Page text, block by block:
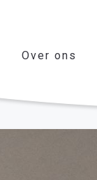
Over ons